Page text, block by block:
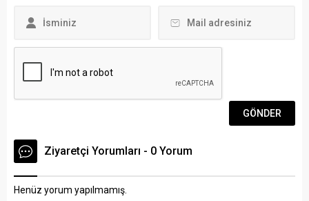
Ziyaretçi Yorumları - 0 Yorum
Henüz yorum yapılmamış.